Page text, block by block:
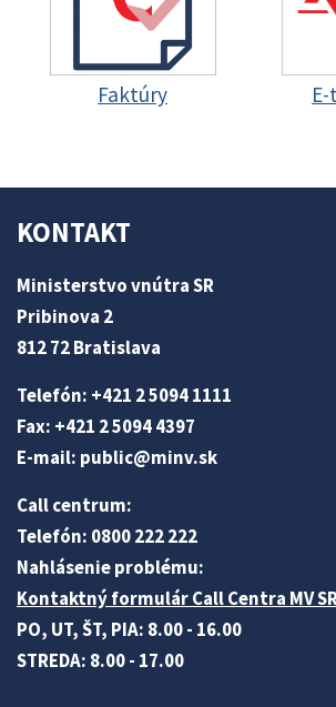
Faktúry
KONTAKT
Ministerstvo vnútra SR
Pribinova 2
812 72 Bratislava
Telefón: +421 2 5094 1111
Fax: +421 2 5094 4397
E-mail: public@minv.sk
Call centrum:
Telefón: 0800 222 222
Nahlásenie problému:
Kontaktný formulár Call Centra MV
PO, UT, ŠT, PIA: 8.00 - 16.00
STREDA: 8.00 - 17.00